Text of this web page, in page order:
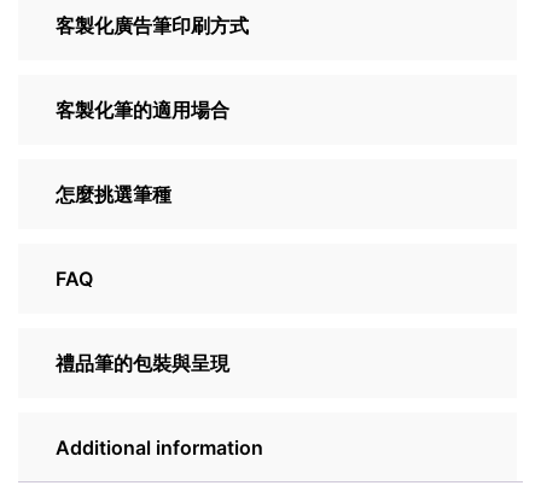
客製化廣告筆印刷方式
客製化筆的適用場合
怎麼挑選筆種
FAQ
禮品筆的包裝與呈現
Additional information